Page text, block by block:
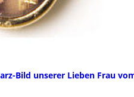
Bild unserer Lieben Frau